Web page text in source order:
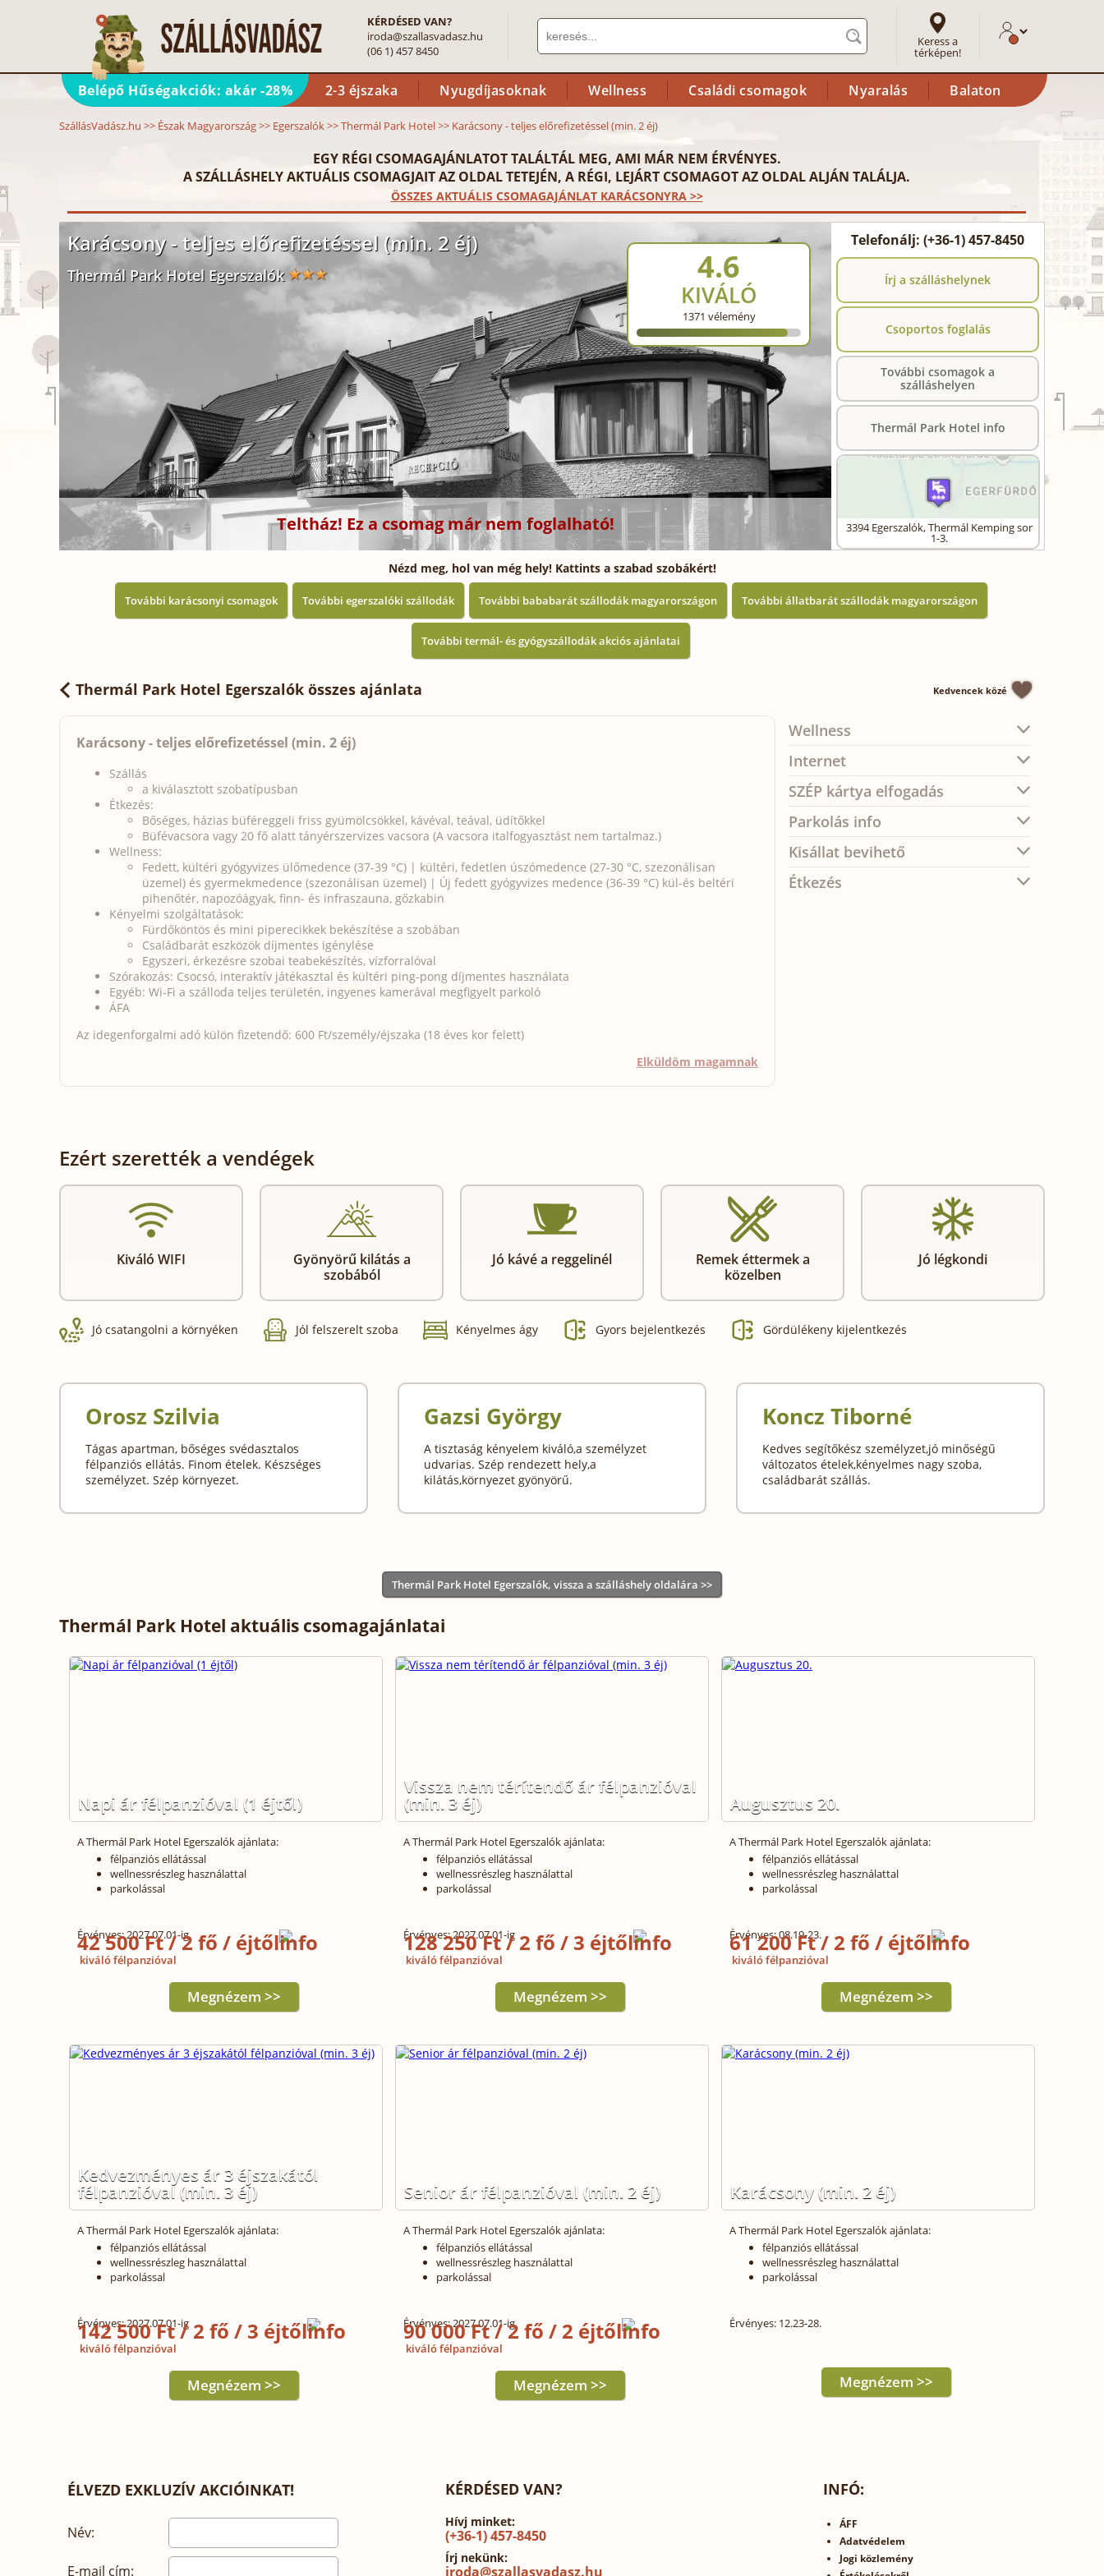
KÉRDÉSED VAN?
iroda@szallasvadasz.hu
(06 1) 457 8450
Keress a
térképen!
Belépő Hűségakciók: akár -28% 2-3 éjszaka Nyugdíjasoknak Wellness Családi csomagok Nyaralás Balaton
SzállásVadász.hu >> Észak Magyarország>> Egerszalók>>Thermál Park Hotel>> Karácsony - teljes előrefizetéssel (min. 2 éj)
EGY RÉGI CSOMAGAJÁNLATOT TALÁLTÁL MEG, AMI MÁR NEM ÉRVÉNYES.
A SZÁLLÁSHELY AKTUÁLIS CSOMAGJAIT AZ OLDAL TETEJÉN, A RÉGI, LEJÁRT CSOMAGOT AZ OLDAL ALJÁN TALÁLJA.
ÖSSZES AKTUÁLIS CSOMAGAJÁNLAT KARÁCSONYRA >>
Karácsony - teljes előrefizetéssel (min. 2 éj)
Thermál Park Hotel Egerszalók
Teltház! Ez a csomag már nem foglalható!
4.6
KIVÁLÓ
1371 vélemény
Telefonálj: (+36-1) 457-8450
Írj a szálláshelynek
Csoportos foglalás
További csomagok a
szálláshelyen
Thermál Park Hotel info
3394 Egerszalók,Thermál Kemping sor
1-3.
Nézd meg, hol van még hely! Kattints a szabad szobákért!
További karácsonyi csomagok További egerszalóki szállodák További bababarát szállodák magyarországon További állatbarát szállodák magyarországon
További termál- és gyógyszállodák akciós ajánlatai
Thermál Park Hotel Egerszalók összes ajánlata Kedvencek közé
Karácsony - teljes előrefizetéssel (min. 2 éj)
Szállás
a kiválasztott szobatípusban
Étkezés:
Bőséges, házias büféreggeli friss gyümölcsökkel, kávéval, teával, üdítőkkel
Büfévacsora vagy 20 fő alatt tányérszervizes vacsora (A vacsora italfogyasztást nem tartalmaz.)
Wellness:
Fedett, kültéri gyógyvizes ülőmedence (37-39 °C) | kültéri, fedetlen úszómedence (27-30 °C, szezonálisan
üzemel) és gyermekmedence (szezonálisan üzemel) | Új fedett gyógyvizes medence (36-39 °C) kül-és beltéri
pihenőtér, napozóágyak, finn- és infraszauna, gőzkabin
Kényelmi szolgáltatások:
Fürdőköntös és mini piperecikkek bekészítése a szobában
Családbarát eszközök díjmentes igénylése
Egyszeri, érkezésre szobai teabekészítés, vízforralóval
Szórakozás: Csocsó, interaktív játékasztal és kültéri ping-pong díjmentes használata
Egyéb: Wi-Fi a szálloda teljes területén, ingyenes kamerával megfigyelt parkoló
ÁFA
Az idegenforgalmi adó külön fizetendő: 600 Ft/személy/éjszaka (18 éves kor felett)
Elküldöm magamnak
Wellness
Internet
SZÉP kártya elfogadás
Parkolás info
Kisállat bevihető
Étkezés
Ezért szerették a vendégek
Kiváló WIFI
Gyönyörű kilátás a
szobából
Jó kávé a reggelinél
Remek éttermek a
közelben
Jó légkondi
Jó csatangolni a környéken Jól felszerelt szoba Kényelmes ágy Gyors bejelentkezés Gördülékeny kijelentkezés
Orosz Szilvia
Tágas apartman, bőséges svédasztalos
félpanziós ellátás. Finom ételek. Készséges
személyzet. Szép környezet.
Gazsi György
A tisztaság kényelem kiváló,a személyzet
udvarias. Szép rendezett hely,a
kilátás,környezet gyönyörű.
Koncz Tiborné
Kedves segítőkész személyzet,jó minőségű
változatos ételek,kényelmes nagy szoba,
családbarát szállás.
Thermál Park Hotel Egerszalók, vissza a szálláshely oldalára >>
Thermál Park Hotel aktuális csomagajánlatai
Napi ár félpanzióval (1 éjtől)
Vissza nem térítendő ár félpanzióval
(min. 3 éj) Augusztus 20.
A Thermál Park Hotel Egerszalók ajánlata:
félpanziós ellátással
wellnessrészleg használattal
parkolással
Érvényes: 2027.07.01-ig
42 500 Ft / 2 fő / éjtől
kiváló félpanzióval
Megnézem >>
A Thermál Park Hotel Egerszalók ajánlata:
félpanziós ellátással
wellnessrészleg használattal
parkolással
Érvényes: 2027.07.01-ig
128 250 Ft / 2 fő / 3 éjtől
kiváló félpanzióval
Megnézem >>
A Thermál Park Hotel Egerszalók ajánlata:
félpanziós ellátással
wellnessrészleg használattal
parkolással
Érvényes: 08.19-23.
61 200 Ft / 2 fő / éjtől
kiváló félpanzióval
Megnézem >>
Kedvezményes ár 3 éjszakától
félpanzióval (min. 3 éj) Senior ár félpanzióval (min. 2 éj) Karácsony (min. 2 éj)
A Thermál Park Hotel Egerszalók ajánlata:
félpanziós ellátással
wellnessrészleg használattal
parkolással
Érvényes: 2027.07.01-ig
142 500 Ft / 2 fő / 3 éjtől
kiváló félpanzióval
Megnézem >>
A Thermál Park Hotel Egerszalók ajánlata:
félpanziós ellátással
wellnessrészleg használattal
parkolással
Érvényes: 2027.07.01-ig
90 000 Ft / 2 fő / 2 éjtől
kiváló félpanzióval
Megnézem >>
A Thermál Park Hotel Egerszalók ajánlata:
félpanziós ellátással
wellnessrészleg használattal
parkolással
Érvényes: 12.23-28.
Megnézem >>
ÉLVEZD EXKLUZÍV AKCIÓINKAT!
Név:
E-mail cím:
KÉRDÉSED VAN?
Hívj minket:
(+36-1) 457-8450
Írj nekünk:
iroda@szallasvadasz.hu
INFÓ:
ÁFF
Adatvédelem
Jogi közlemény